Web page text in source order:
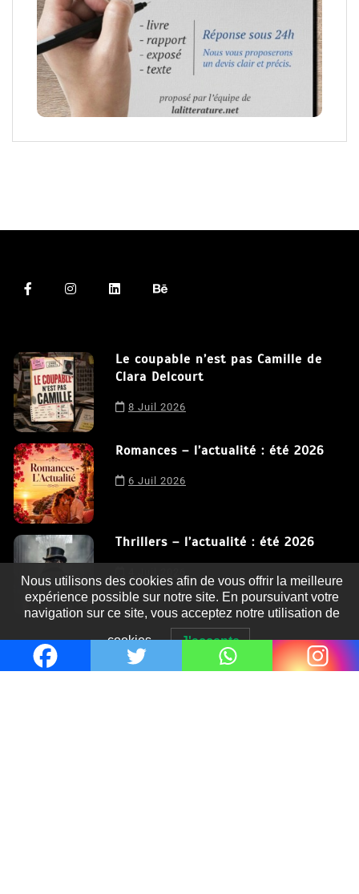
Le coupable n’est pas Camille de
Clara Delcourt
8 Juil 2026
Romances – l’actualité : été 2026
6 Juil 2026
Thrillers – l’actualité : été 2026
Le coupable n’est pas Camille de
Nous utilisons des cookies afin de vous offrir la meilleure
expérience possible sur notre site. En poursuivant votre
navigation sur ce site, vous acceptez notre utilisation de
cookies. J'accepte